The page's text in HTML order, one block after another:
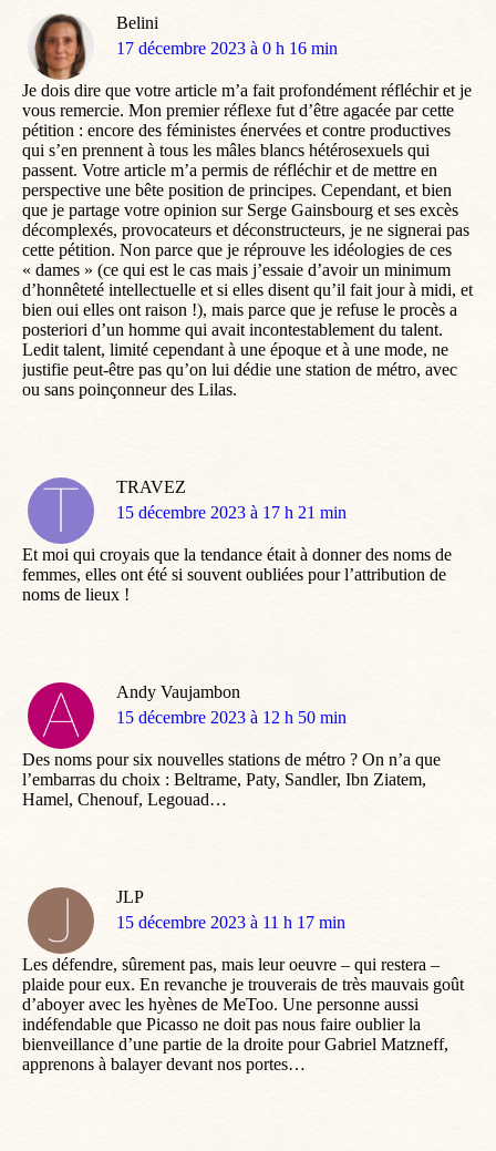
Belini
dit
17 décembre 2023 à 0 h 16 min
Je dois dire que votre article m’a fait profondément réfléchir et je
vous remercie. Mon premier réflexe fut d’être agacée par cette
pétition : encore des féministes énervées et contre productives
qui s’en prennent à tous les mâles blancs hétérosexuels qui
passent. Votre article m’a permis de réfléchir et de mettre en
perspective une bête position de principes. Cependant, et bien
que je partage votre opinion sur Serge Gainsbourg et ses excès
décomplexés, provocateurs et déconstructeurs, je ne signerai pas
cette pétition. Non parce que je réprouve les idéologies de ces
« dames » (ce qui est le cas mais j’essaie d’avoir un minimum
d’honnêteté intellectuelle et si elles disent qu’il fait jour à midi, et
bien oui elles ont raison !), mais parce que je refuse le procès a
posteriori d’un homme qui avait incontestablement du talent.
Ledit talent, limité cependant à une époque et à une mode, ne
justifie peut-être pas qu’on lui dédie une station de métro, avec
ou sans poinçonneur des Lilas.
TRAVEZ
dit
15 décembre 2023 à 17 h 21 min
Et moi qui croyais que la tendance était à donner des noms de
femmes, elles ont été si souvent oubliées pour l’attribution de
noms de lieux !
Andy Vaujambon
dit
15 décembre 2023 à 12 h 50 min
Des noms pour six nouvelles stations de métro ? On n’a que
l’embarras du choix : Beltrame, Paty, Sandler, Ibn Ziatem,
Hamel, Chenouf, Legouad…
JLP
dit
15 décembre 2023 à 11 h 17 min
Les défendre, sûrement pas, mais leur oeuvre – qui restera –
plaide pour eux. En revanche je trouverais de très mauvais goût
d’aboyer avec les hyènes de MeToo. Une personne aussi
indéfendable que Picasso ne doit pas nous faire oublier la
bienveillance d’une partie de la droite pour Gabriel Matzneff,
apprenons à balayer devant nos portes…